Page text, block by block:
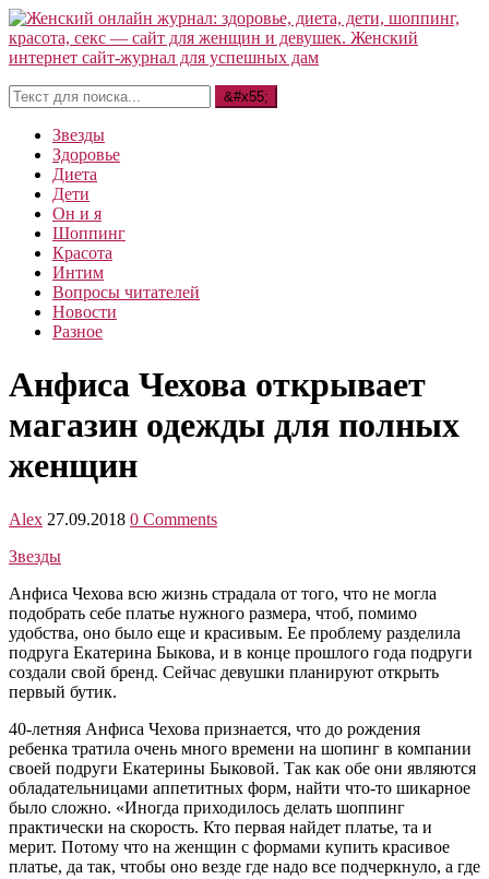
Звезды
Здоровье
Диета
Дети
Он и я
Шоппинг
Красота
Интим
Вопросы читателей
Новости
Разное
Анфиса Чехова открывает
магазин одежды для полных
женщин
Alex 27.09.2018 0 Comments
Звезды
Анфиса Чехова всю жизнь страдала от того, что не могла
подобрать себе платье нужного размера, чтоб, помимо
удобства, оно было еще и красивым. Ее проблему разделила
подруга Екатерина Быкова, и в конце прошлого года подруги
создали свой бренд. Сейчас девушки планируют открыть
первый бутик.
40-летняя Анфиса Чехова признается, что до рождения
ребенка тратила очень много времени на шопинг в компании
своей подруги Екатерины Быковой. Так как обе они являются
обладательницами аппетитных форм, найти что-то шикарное
было сложно. «Иногда приходилось делать шоппинг
практически на скорость. Кто первая найдет платье, та и
мерит. Потому что на женщин с формами купить красивое
платье, да так, чтобы оно везде где надо все подчеркнуло, а где